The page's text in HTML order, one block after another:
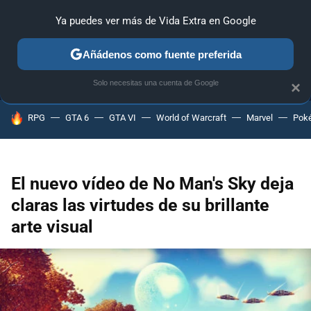
MENÚ NUEVO
GUÍAS Y TRUCOS PC SONY
HOY SE HABLA DE
RPG GTA 6 GTA VI World of Warcraft Marvel
El nuevo vídeo de No Man's Sky deja
claras las virtudes de su brillante
arte visual
×
Ya puedes ver más de Vida Extra en Google
Añádenos como fuente preferida
Solo necesitas una cuenta de Google